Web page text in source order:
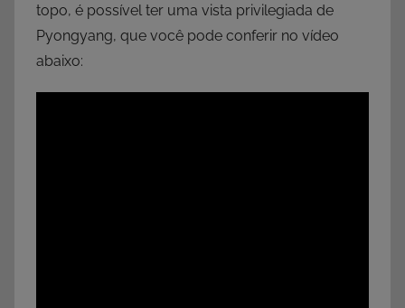
topo, é possível ter uma vista privilegiada de
Pyongyang, que você pode conferir no vídeo
abaixo: